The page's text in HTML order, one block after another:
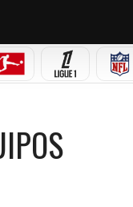
BUNDESLIGALIGUE 1